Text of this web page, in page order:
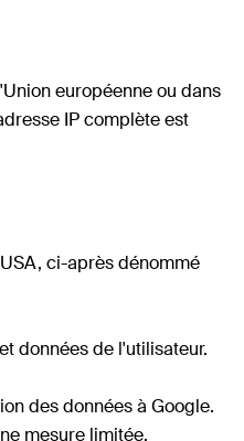
européenne ou dans
IP complète est
ci-après dénommé
données de l'utilisateur.
des données à Google.
mesure limitée.